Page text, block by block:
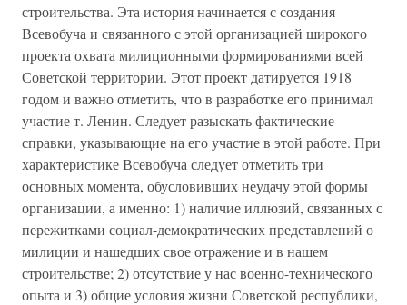
строительства. Эта история начинается с создания
Всевобуча и связанного с этой организацией широкого
проекта охвата милиционными формированиями всей
Советской территории. Этот проект датируется 1918
годом и важно отметить, что в разработке его принимал
участие т. Ленин. Следует разыскать фактические
справки, указывающие на его участие в этой работе. При
характеристике Всевобуча следует отметить три
основных момента, обусловивших неудачу этой формы
организации, а именно: 1) наличие иллюзий, связанных с
пережитками социал-демократических представлений о
милиции и нашедших свое отражение и в нашем
строительстве; 2) отсутствие у нас военно-технического
опыта и 3) общие условия жизни Советской республики,